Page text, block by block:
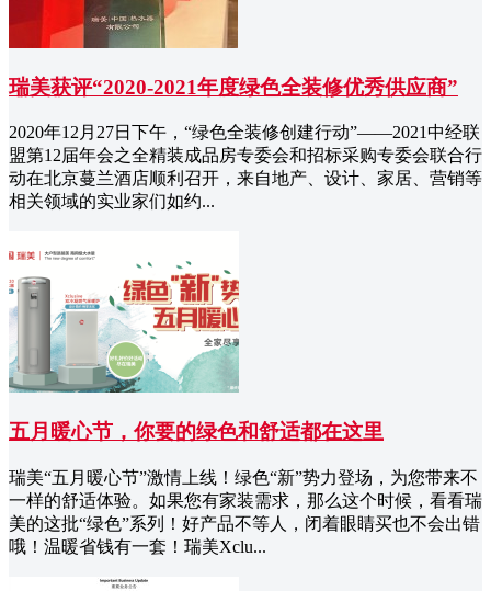
瑞美获评“2020-2021年度绿色全装修优秀供应商”
2020年12月27日下午，“绿色全装修创建行动”——2021中经联
盟第12届年会之全精装成品房专委会和招标采购专委会联合行
动在北京蔓兰酒店顺利召开，来自地产、设计、家居、营销等
相关领域的实业家们如约...
五月暖心节，你要的绿色和舒适都在这里
瑞美“五月暖心节”激情上线！绿色“新”势力登场，为您带来不
一样的舒适体验。如果您有家装需求，那么这个时候，看看瑞
美的这批“绿色”系列！好产品不等人，闭着眼睛买也不会出错
哦！温暖省钱有一套！瑞美Xclu...